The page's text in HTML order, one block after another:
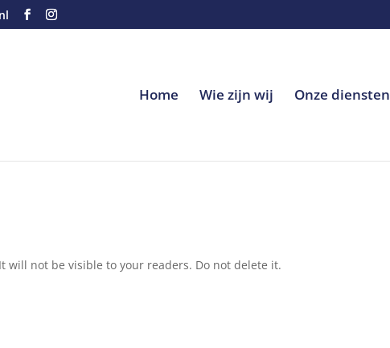
Home Wie zijn wij Onze diensten
will not be visible to your readers. Do not delete it.